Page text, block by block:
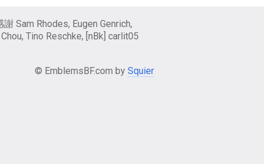
謝 Sam Rhodes, Eugen Genrich,
Tino Reschke, [nBk] carlit05
© EmblemsBF.com by Squier